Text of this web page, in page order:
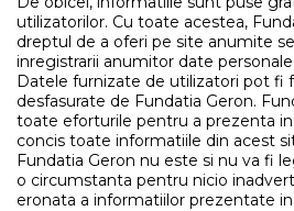
utilizatorilor. Cu toate acestea,
dreptul de a oferi pe site anumite
inregistrarii anumitor date
Datele furnizate de utilizatori pot fi
desfasurate de Fundatia Geron.
toate eforturile pentru a prezenta
concis toate informatiile din acest
Fundatia Geron nu este si nu va fi
o circumstanta pentru nicio
eronata a informatiilor prezentate